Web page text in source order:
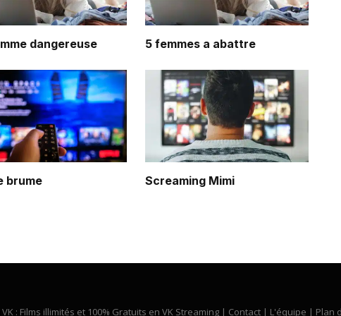
dangereuse 5 femmes a abattre
brume Screaming Mimi
: Films illimités et 100% Gratuits en VK Streaming | Contact | L'équipe | Plan